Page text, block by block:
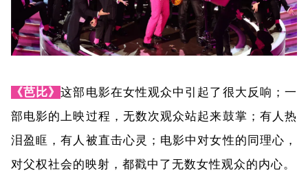
《芭比》这部电影在女性观众中引起了很大反响；一
部电影的上映过程，无数次观众站起来鼓掌；有人热
泪盈眶，有人被直击心灵；电影中对女性的同理心，
对父权社会的映射，都戳中了无数女性观众的内心。